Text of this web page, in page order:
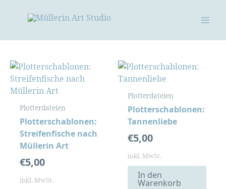
Plotterdateien
Plotterschablonen:
Streifenfische nach
Müllerin Art
€5,00
inkl. MwSt.
Plotterdateien
Plotterschablonen:
Tannenliebe
€5,00
inkl. MwSt.
In den
Warenkorb